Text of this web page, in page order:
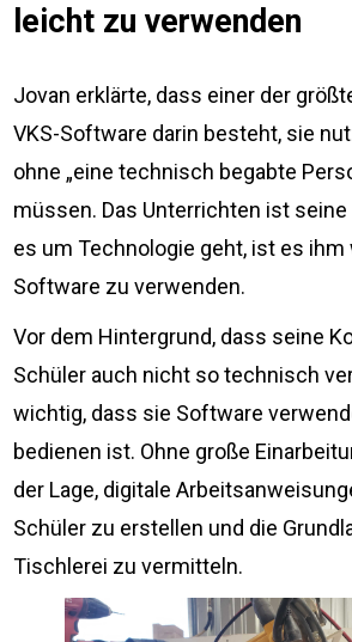
leicht zu verwenden
Jovan erklärte, dass einer der
VKS-Software darin besteht, sie
ohne „eine technisch begabte
müssen. Das Unterrichten ist seine
es um Technologie geht, ist es ihm
Software zu verwenden.
Vor dem Hintergrund, dass seine
Schüler auch nicht so technisch
wichtig, dass sie Software
bedienen ist. Ohne große
der Lage, digitale
Schüler zu erstellen und die
Tischlerei zu vermitteln.